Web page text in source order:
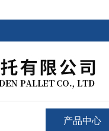
产品中心